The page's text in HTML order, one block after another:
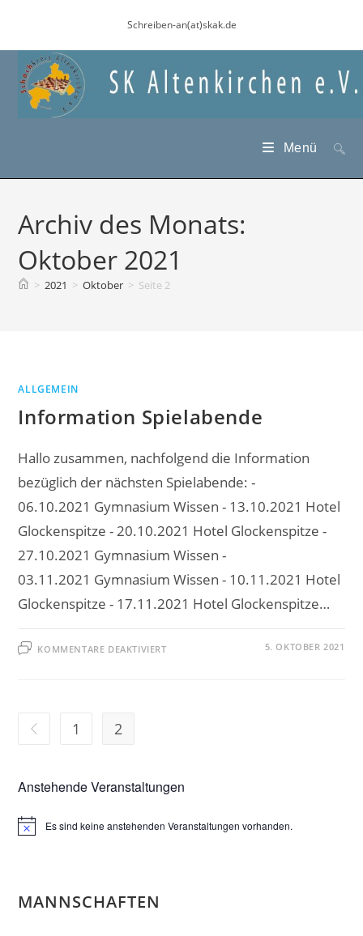
springen
Schreiben-an(at)skak.de
Menü
Archiv des Monats:
Oktober 2021
> 2021 > Oktober > Seite 2
ALLGEMEIN
Information Spielabende
Hallo zusammen, nachfolgend die Information
bezüglich der nächsten Spielabende: -
06.10.2021 Gymnasium Wissen - 13.10.2021 Hotel
Glockenspitze - 20.10.2021 Hotel Glockenspitze -
27.10.2021 Gymnasium Wissen -
03.11.2021 Gymnasium Wissen - 10.11.2021 Hotel
Glockenspitze - 17.11.2021 Hotel Glockenspitze…
KOMMENTARE DEAKTIVIERTFÜR 5. OKTOBER 2021
Zur vorherigen Seite
1 2
Anstehende Veranstaltungen
H
i
s
Es sind keine anstehenden Veranstaltungen vorhanden.
MANNSCHAFTEN